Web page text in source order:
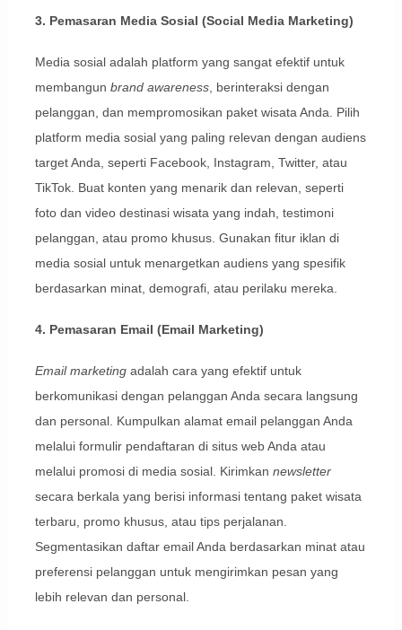
3. Pemasaran Media Sosial (Social Media Marketing)
Media sosial adalah platform yang sangat efektif untuk
membangun brand awareness, berinteraksi dengan
pelanggan, dan mempromosikan paket wisata Anda. Pilih
platform media sosial yang paling relevan dengan audiens
target Anda, seperti Facebook, Instagram, Twitter, atau
TikTok. Buat konten yang menarik dan relevan, seperti
foto dan video destinasi wisata yang indah, testimoni
pelanggan, atau promo khusus. Gunakan fitur iklan di
media sosial untuk menargetkan audiens yang spesifik
berdasarkan minat, demografi, atau perilaku mereka.
4. Pemasaran Email (Email Marketing)
Email marketingadalah cara yang efektif untuk
berkomunikasi dengan pelanggan Anda secara langsung
dan personal. Kumpulkan alamat email pelanggan Anda
melalui formulir pendaftaran di situs web Anda atau
melalui promosi di media sosial. Kirimkan newsletter
secara berkala yang berisi informasi tentang paket wisata
terbaru, promo khusus, atau tips perjalanan.
Segmentasikan daftar email Anda berdasarkan minat atau
preferensi pelanggan untuk mengirimkan pesan yang
lebih relevan dan personal.